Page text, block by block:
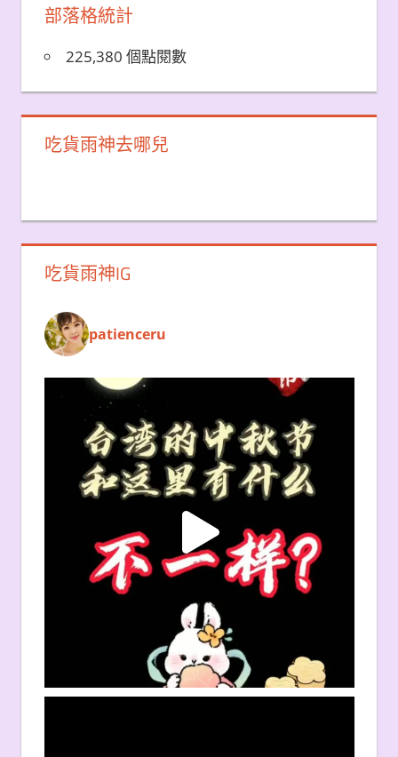
部落格統計
225,380 個點閱數
吃貨雨神去哪兒
吃貨雨神IG
patienceru